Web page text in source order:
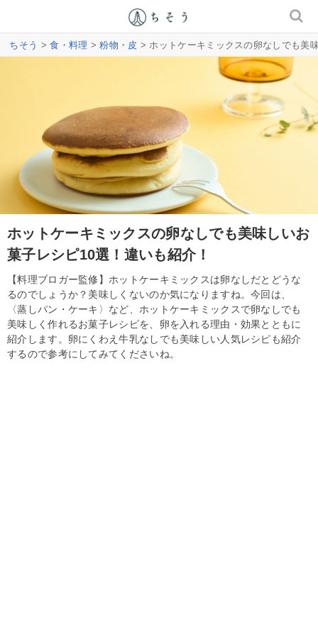
ちそう >食・料理 >粉物・皮 > ホットケーキミックスの卵なしでも美
ホットケーキミックスの卵なしでも美味しいお
菓子レシピ10選！違いも紹介！
【料理ブロガー監修】ホットケーキミックスは卵なしだとどうな
るのでしょうか？美味しくないのか気になりますね。今回は、
〈蒸しパン・ケーキ〉など、ホットケーキミックスで卵なしでも
美味しく作れるお菓子レシピを、卵を入れる理由・効果とともに
紹介します。卵にくわえ牛乳なしでも美味しい人気レシピも紹介
するので参考にしてみてくださいね。